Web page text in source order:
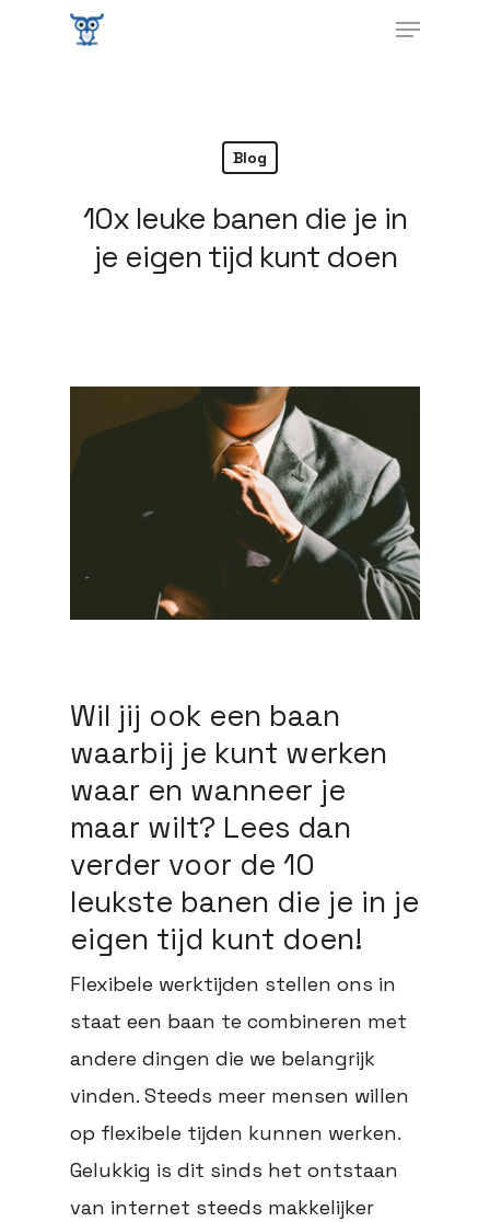
Blog
10x leuke banen die je in
je eigen tijd kunt doen
Wil jij ook een baan
waarbij je kunt werken
waar en wanneer je
maar wilt? Lees dan
verder voor de 10
leukste banen die je in je
eigen tijd kunt doen!
Flexibele werktijden stellen ons in
staat een baan te combineren met
andere dingen die we belangrijk
vinden. Steeds meer mensen willen
op flexibele tijden kunnen werken.
Gelukkig is dit sinds het ontstaan
van internet steeds makkelijker